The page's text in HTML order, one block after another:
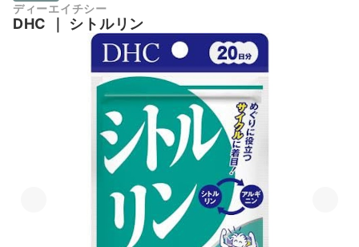
ディーエイチシー
DHC ｜ シトルリン